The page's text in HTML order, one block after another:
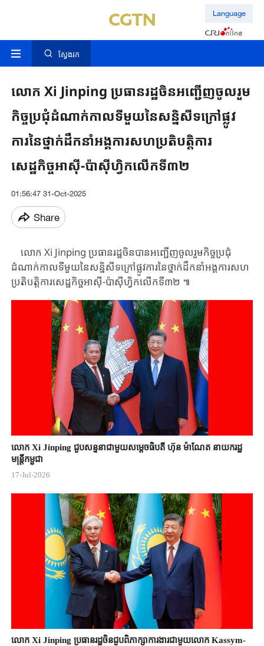
Language
ស្វែងរក
លោក Xi ​Jinping ​ប្រធានរដ្ឋចិន​អញ្ជើញចូលរួម​
កិច្ចប្រជុំ​ដំណាក់កាលទីមួយនៃសន្និសីទ​ក្រៅ​ផ្លូវ
ការនៃ​ថ្នាក់ដឹកនាំអង្គការសហប្រតិបត្តិការ
សេដ្ឋកិច្ចអាស៊ី-ប៉ាស៊ីហ្វិកលើកទី៣២​
01:56:47 31-Oct-2025
Share
លោក Xi ​Jinping ​ប្រធានរដ្ឋចិនបាន​អញ្ជើញចូលរួមកិច្ចប្រជុំ
ដំណាក់កាលទីមួយនៃ​សន្និសីទក្រៅផ្លូវការនៃ​ថ្នាក់ដឹកនាំអង្គការសហ
ប្រតិបត្តិការសេដ្ឋកិច្ចអាស៊ី-ប៉ាស៊ីហ្វិក​លើកទី៣២ ៕
លោក Xi Jinping ជួបសន្ទនាជាមួយសម្តេចធិបតី ហ៊ុន ម៉ាណែត នាយករដ្ឋ
មន្ត្រីកម្ពុជា
17-Jul-2026
លោក Xi Jinping ប្រធានរដ្ឋចិន​ជួបពិភាក្សា​ការងារជាមួយ​លោក Kassym-